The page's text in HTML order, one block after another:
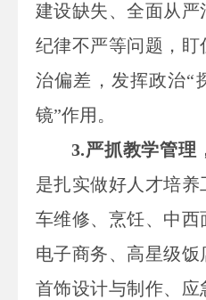
建设缺失、全面从
纪律不严等问题，
治偏差，发挥政治“
镜”作用。
3.严抓教学管理
是扎实做好人才培
车维修、烹饪、中
电子商务、高星级
首饰设计与制作、应